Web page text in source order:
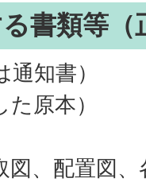
書類等（
知書）
原本）
図、配置図